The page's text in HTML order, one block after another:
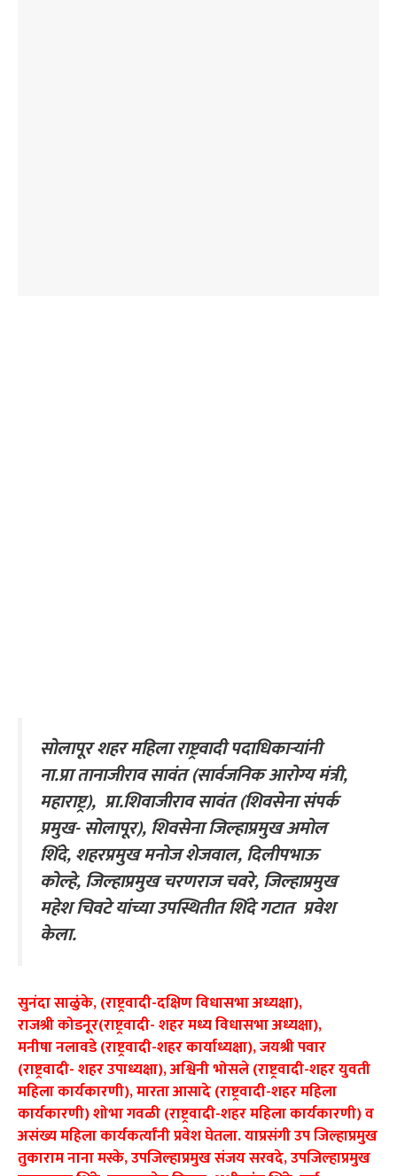
सोलापूर शहर महिला राष्ट्रवादी पदाधिकाऱ्यांनी
ना.प्रा तानाजीराव सावंत (सार्वजनिक आरोग्य मंत्री,
महाराष्ट्र), प्रा.शिवाजीराव सावंत (शिवसेना संपर्क
प्रमुख- सोलापूर), शिवसेना जिल्हाप्रमुख अमोल
शिंदे, शहरप्रमुख मनोज शेजवाल, दिलीपभाऊ
कोल्हे, जिल्हाप्रमुख चरणराज चवरे, जिल्हाप्रमुख
महेश चिवटे यांच्या उपस्थितीत शिंदे गटात प्रवेश
केला.
सुनंदा साळुंके, (राष्ट्रवादी-दक्षिण विधासभा अध्यक्षा),
राजश्री कोडनूर(राष्ट्रवादी- शहर मध्य विधासभा अध्यक्षा),
मनीषा नलावडे (राष्ट्रवादी-शहर कार्याध्यक्षा), जयश्री पवार
(राष्ट्रवादी- शहर उपाध्यक्षा), अश्विनी भोसले (राष्ट्रवादी-शहर युवती
महिला कार्यकारणी), मारता आसादे (राष्ट्रवादी-शहर महिला
कार्यकारणी) शोभा गवळी (राष्ट्रवादी-शहर महिला कार्यकारणी) व
असंख्य महिला कार्यकर्त्यांनी प्रवेश घेतला. याप्रसंगी उप जिल्हाप्रमुख
तुकाराम नाना मस्के, उपजिल्हाप्रमुख संजय सरवदे, उपजिल्हाप्रमुख